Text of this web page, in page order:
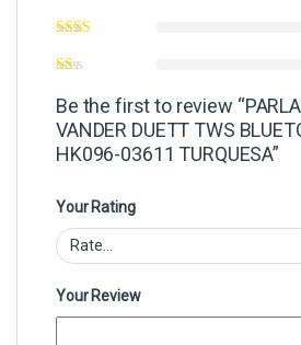
Be the first to review
VANDER DUETT TWS
HK096-03611 TURQUESA”
Your Rating
Your Review